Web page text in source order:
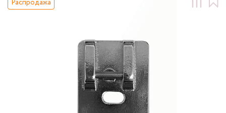
Распродажа